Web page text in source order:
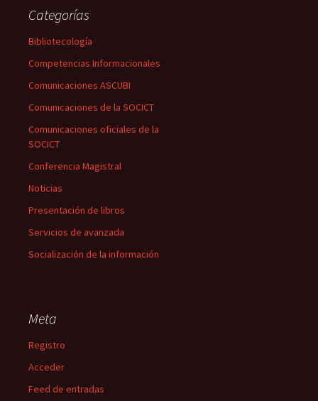
Categorías
Bibliotecología
Competencias Informacionales
Comunicaciones ASCUBI
Comunicaciones de la SOCICT
Comunicaciones oficiales de la
SOCICT
Conferencia Magistral
Noticias
Presentación de libros
Servicios de avanzada
Socialización de la información
Meta
Registro
Acceder
Feed de entradas